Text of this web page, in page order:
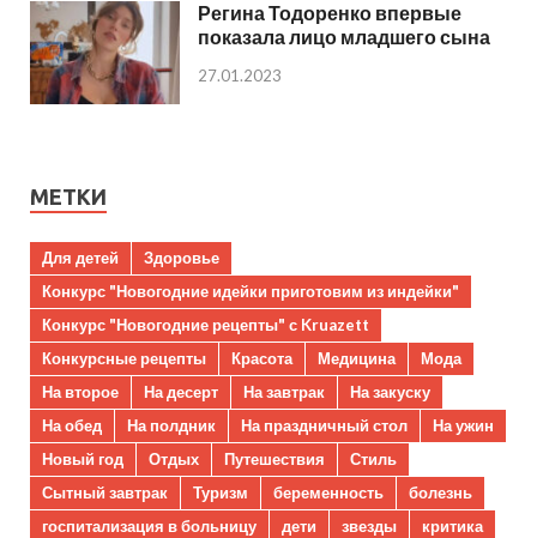
Регина Тодоренко впервые
показала лицо младшего сына
27.01.2023
МЕТКИ
Для детей
Здоровье
Конкурс "Новогодние идейки приготовим из индейки"
Конкурс "Новогодние рецепты" с Kruazett
Конкурсные рецепты
Красота Медицина
Мода
На второе
На десерт На завтрак
На закуску
На обед
На полдник На праздничный стол
На ужин
Новый год
Отдых Путешествия
Стиль
Сытный завтрак
Туризм беременность
болезнь
госпитализация в больницу
дети звезды
критика